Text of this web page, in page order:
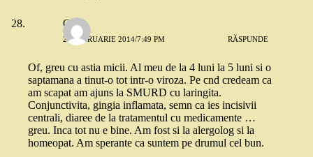
Oana
26 FEBRUARIE 2014/7:49 PM RĂSPUNDE
Of, greu cu astia micii. Al meu de la 4 luni la 5 luni si o
saptamana a tinut-o tot intr-o viroza. Pe cnd credeam ca
am scapat am ajuns la SMURD cu laringita.
Conjunctivita, gingia inflamata, semn ca ies incisivii
centrali, diaree de la tratamentul cu medicamente …
greu. Inca tot nu e bine. Am fost si la alergolog si la
homeopat. Am sperante ca suntem pe drumul cel bun.